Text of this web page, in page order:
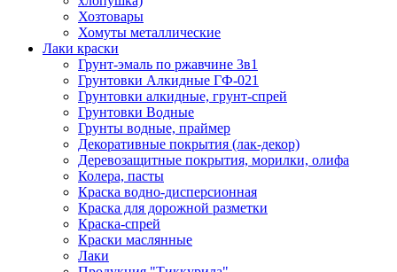
Хозтовары
Хомуты металлические
Лаки краски
Грунт-эмаль по ржавчине 3в1
Грунтовки Алкидные ГФ-021
Грунтовки алкидные, грунт-спрей
Грунтовки Водные
Грунты водные, праймер
Декоративные покрытия (лак-декор)
Деревозащитные покрытия, морилки, олифа
Колера, пасты
Краска водно-дисперсионная
Краска для дорожной разметки
Краска-спрей
Краски маслянные
Лаки